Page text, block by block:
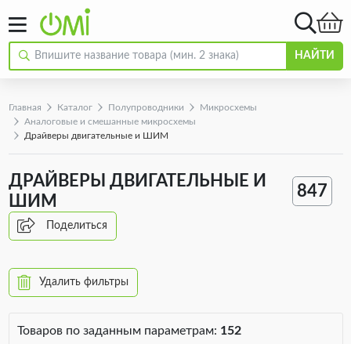
НАЙТИ
Главная Каталог Полупроводники
Микросхемы
Аналоговые и смешанные микросхемы
Драйверы двигательные и ШИМ
ДРАЙВЕРЫ ДВИГАТЕЛЬНЫЕ И
ШИМ
847
Поделиться
Удалить фильтры
Товаров по заданным параметрам: 152